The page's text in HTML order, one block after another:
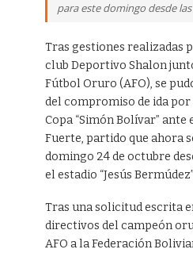
para este domingo desde las
Tras gestiones realizadas
club Deportivo Shalon
Fútbol Oruro (AFO), se
del compromiso de ida
Copa “Simón Bolívar” ante
Fuerte, partido que ahora
domingo 24 de octubre
el estadio “Jesús
Tras una solicitud escrita
directivos del campeón
AFO a la Federación